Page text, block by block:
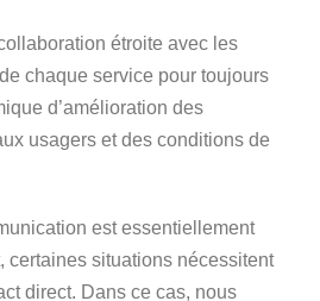
étroite avec les
chaque service pour toujours
d’amélioration des
usagers et des conditions de
est essentiellement
certaines situations nécessitent
direct. Dans ce cas, nous